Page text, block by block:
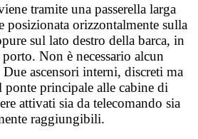
tramite una passerella larga
posizionata orizzontalmente sulla
sul lato destro della barca, in
porto. Non è necessario alcun
ascensori interni, discreti ma
principale alle cabine di
attivati sia da telecomando sia
raggiungibili.